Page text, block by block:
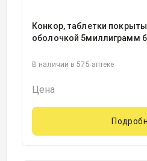
Конкор, таблетки
оболочкой 5миллиграмм
В наличии в 575 аптеке
Цена